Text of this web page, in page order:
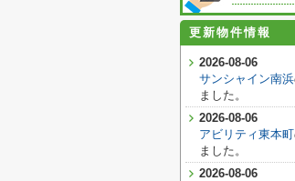
更新物件情報
2026-08-06
サンシャイン南浜
ました。
2026-08-06
アビリティ東本町
ました。
2026-08-06